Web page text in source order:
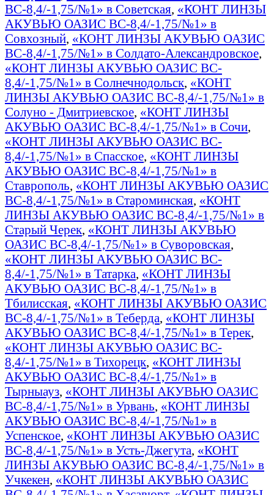
BC-8,4/-1,75/№1» в Советская, «КОНТ ЛИНЗЫ
АКУВЬЮ ОАЗИС BC-8,4/-1,75/№1» в
Совхозный, «КОНТ ЛИНЗЫ АКУВЬЮ ОАЗИС
BC-8,4/-1,75/№1» в Солдато-Александровское,
«КОНТ ЛИНЗЫ АКУВЬЮ ОАЗИС BC-
8,4/-1,75/№1» в Солнечнодольск, «КОНТ
ЛИНЗЫ АКУВЬЮ ОАЗИС BC-8,4/-1,75/№1» в
Солуно - Дмитриевское, «КОНТ ЛИНЗЫ
АКУВЬЮ ОАЗИС BC-8,4/-1,75/№1» в Сочи,
«КОНТ ЛИНЗЫ АКУВЬЮ ОАЗИС BC-
8,4/-1,75/№1» в Спасское, «КОНТ ЛИНЗЫ
АКУВЬЮ ОАЗИС BC-8,4/-1,75/№1» в
Ставрополь, «КОНТ ЛИНЗЫ АКУВЬЮ ОАЗИС
BC-8,4/-1,75/№1» в Староминская, «КОНТ
ЛИНЗЫ АКУВЬЮ ОАЗИС BC-8,4/-1,75/№1» в
Старый Черек, «КОНТ ЛИНЗЫ АКУВЬЮ
ОАЗИС BC-8,4/-1,75/№1» в Суворовская,
«КОНТ ЛИНЗЫ АКУВЬЮ ОАЗИС BC-
8,4/-1,75/№1» в Татарка, «КОНТ ЛИНЗЫ
АКУВЬЮ ОАЗИС BC-8,4/-1,75/№1» в
Тбилисская, «КОНТ ЛИНЗЫ АКУВЬЮ ОАЗИС
BC-8,4/-1,75/№1» в Теберда, «КОНТ ЛИНЗЫ
АКУВЬЮ ОАЗИС BC-8,4/-1,75/№1» в Терек,
«КОНТ ЛИНЗЫ АКУВЬЮ ОАЗИС BC-
8,4/-1,75/№1» в Тихорецк, «КОНТ ЛИНЗЫ
АКУВЬЮ ОАЗИС BC-8,4/-1,75/№1» в
Тырныауз, «КОНТ ЛИНЗЫ АКУВЬЮ ОАЗИС
BC-8,4/-1,75/№1» в Урвань, «КОНТ ЛИНЗЫ
АКУВЬЮ ОАЗИС BC-8,4/-1,75/№1» в
Успенское, «КОНТ ЛИНЗЫ АКУВЬЮ ОАЗИС
BC-8,4/-1,75/№1» в Усть-Джегута, «КОНТ
ЛИНЗЫ АКУВЬЮ ОАЗИС BC-8,4/-1,75/№1» в
Учкекен, «КОНТ ЛИНЗЫ АКУВЬЮ ОАЗИС